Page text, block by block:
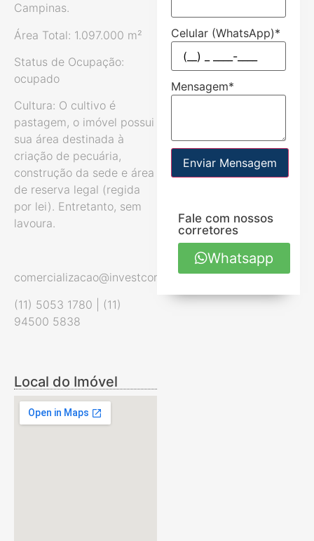
Campinas.
Área Total: 1.097.000 m²
Status de Ocupação:
ocupado
Cultura: O cultivo é
pastagem, o imóvel possui
sua área destinada à
criação de pecuária,
construção da sede e área
de reserva legal (regida
por lei). Entretanto, sem
lavoura.
comercializacao@investcorp.com.br
(11) 5053 1780 | (11)
94500 5838
Local do Imóvel
Celular (WhatsApp)*
Mensagem*
Enviar Mensagem
Fale com nossos
corretores
Whatsapp